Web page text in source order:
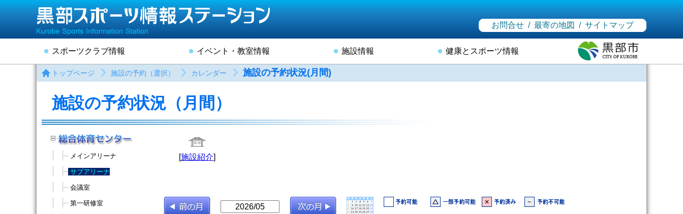
お問合せ / 最寄の地図 / サイトマップ
スポーツクラブ情報 イベント・教室情報 施設情報 健康とスポーツ情報
トップページ 施設の予約（選択） カレンダー 施設の予約状況(月間)
施設の予約状況（月間）
メインアリーナ
サブアリーナ
会議室
第一研修室
[施設紹介]